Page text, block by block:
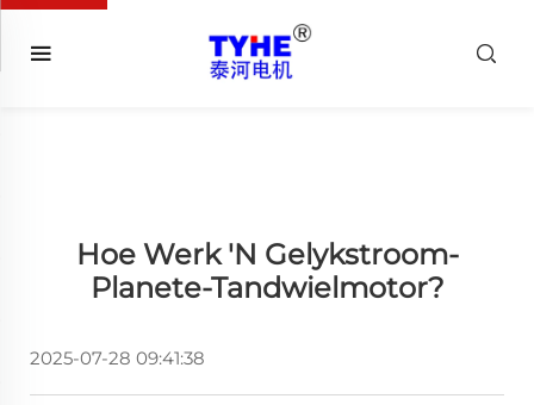
Hoe Werk 'n Gelykstroom-
Planete-Tandwielmotor?
2025-07-28 09:41:38